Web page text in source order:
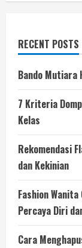
RECENT POSTS
Bando Mutiara
7 Kriteria
Kelas
Rekomendasi
dan Kekinian
Fashion
Percaya Diri
Cara